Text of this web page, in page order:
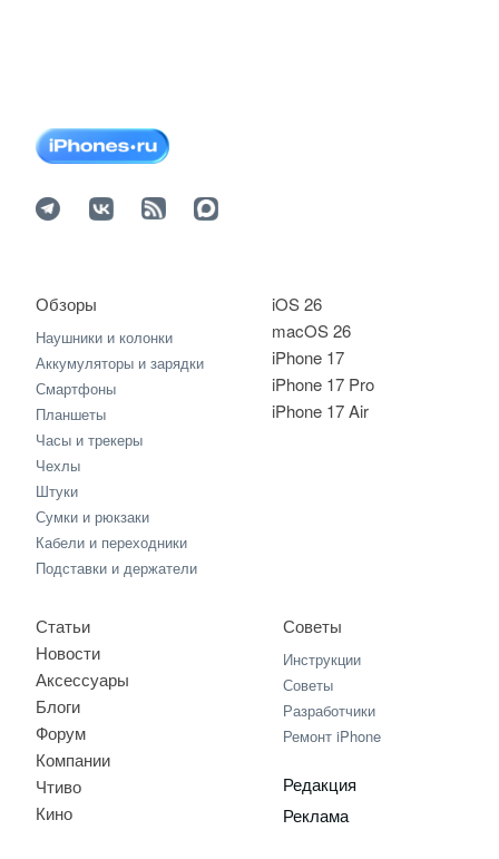
iOS 26
macOS 26
iPhone 17
iPhone 17 Pro
iPhone 17 Air
Обзоры
Наушники и колонки
Аккумуляторы и зарядки
Смартфоны
Планшеты
Часы и трекеры
Чехлы
Штуки
Сумки и рюкзаки
Кабели и переходники
Подставки и держатели
Статьи
Новости
Аксессуары
Блоги
Форум
Компании
Чтиво
Кино
Советы
Инструкции
Советы
Разработчики
Ремонт iPhone
Редакция
Реклама